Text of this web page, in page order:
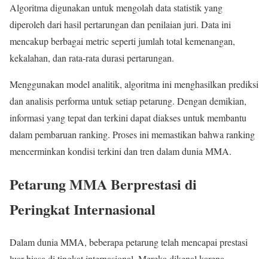
Algoritma digunakan untuk mengolah data statistik yang
diperoleh dari hasil pertarungan dan penilaian juri. Data ini
mencakup berbagai metric seperti jumlah total kemenangan,
kekalahan, dan rata-rata durasi pertarungan.
Menggunakan model analitik, algoritma ini menghasilkan prediksi
dan analisis performa untuk setiap petarung. Dengan demikian,
informasi yang tepat dan terkini dapat diakses untuk membantu
dalam pembaruan ranking. Proses ini memastikan bahwa ranking
mencerminkan kondisi terkini dan tren dalam dunia MMA.
Petarung MMA Berprestasi di
Peringkat Internasional
Dalam dunia MMA, beberapa petarung telah mencapai prestasi